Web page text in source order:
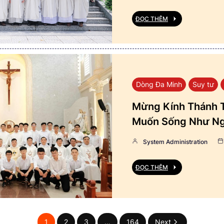
ĐỌC THÊM
Dòng Đa Minh Suy tư
Mừng Kính Thánh
Muốn Sống Như
System Administration
ĐỌC THÊM
1 2 3 … 164 Next